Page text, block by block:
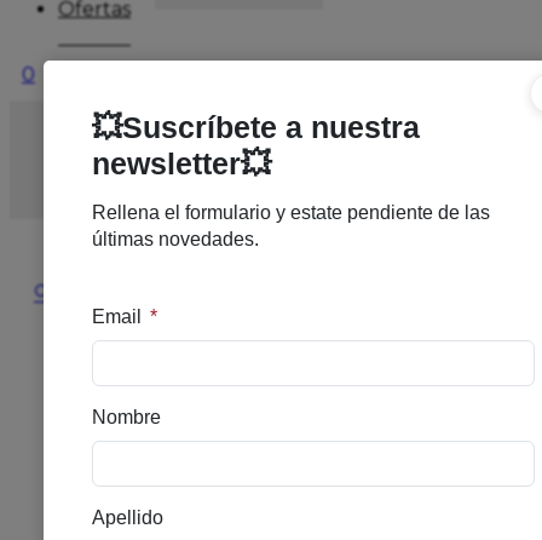
Ofertas
0
SOLARES / SOLAR INFANTIL
ANTHELIOS 50+WET SKIN DUPLO 250ML
🔍